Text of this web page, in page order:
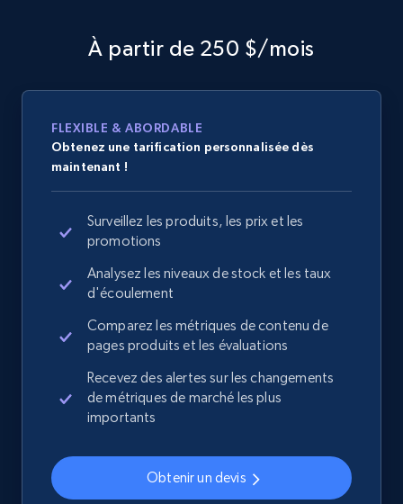
À partir de 250 $/mois
FLEXIBLE & ABORDABLE
Obtenez une tarification personnalisée dès
maintenant !
Surveillez les produits, les prix et les
promotions
Analysez les niveaux de stock et les taux
d'écoulement
Comparez les métriques de contenu de
pages produits et les évaluations
Recevez des alertes sur les changements
de métriques de marché les plus
importants
Obtenir un devis